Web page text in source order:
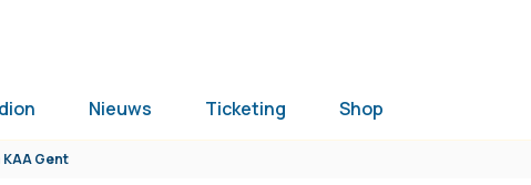
Nieuws Ticketing Shop
Gent